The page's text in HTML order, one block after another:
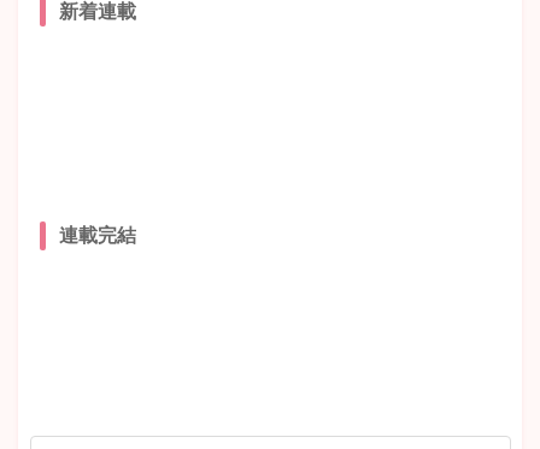
新着連載
連載完結